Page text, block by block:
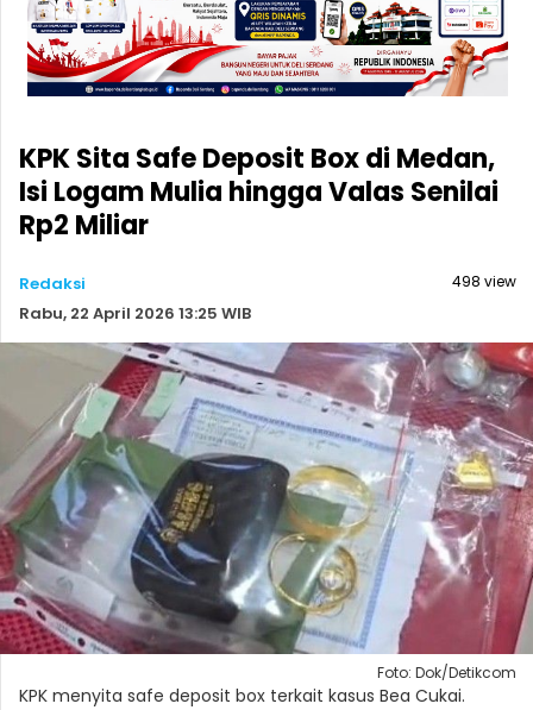
KPK Sita Safe Deposit Box di Medan,
Isi Logam Mulia hingga Valas Senilai
Rp2 Miliar
Redaksi
Rabu, 22 April 2026 13:25 WIB
498 view
Foto: Dok/Detikcom
KPK menyita safe deposit box terkait kasus Bea Cukai.